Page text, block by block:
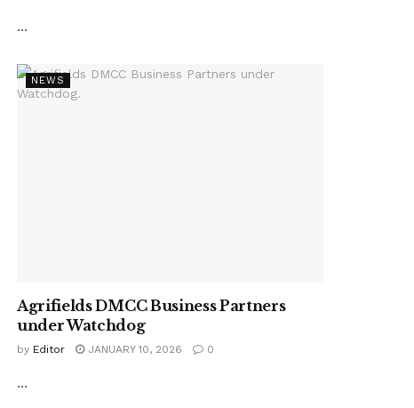
...
NEWS
Agrifields DMCC Business Partners
under Watchdog
by Editor JANUARY 10, 2026 0
...